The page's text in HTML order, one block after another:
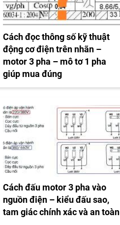
Cách đọc thông số kỹ thuật
động cơ điện trên nhãn –
motor 3 pha – mô tơ 1 pha
giúp mua đúng
Cách đấu motor 3 pha vào
nguồn điện – kiểu đấu sao,
tam giác chính xác và an toàn